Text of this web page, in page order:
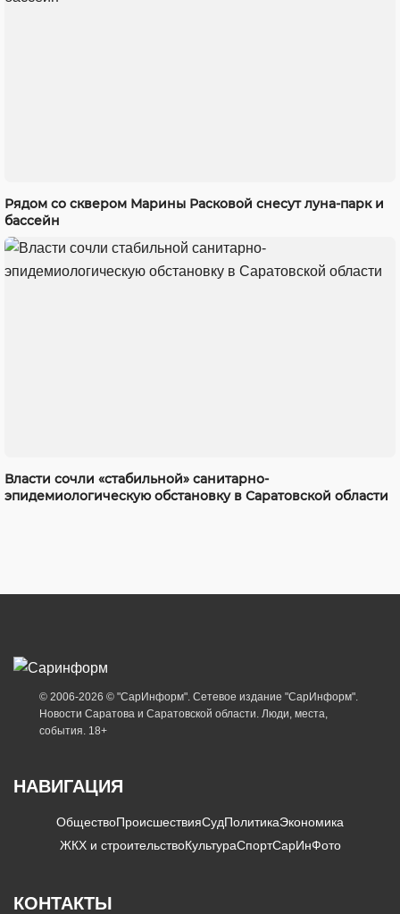
Рядом со сквером Марины Расковой снесут луна-парк и
бассейн
Власти сочли «стабильной» санитарно-
эпидемиологическую обстановку в Саратовской области
© 2006-2026 © "СарИнформ". Сетевое издание "СарИнформ".
Новости Саратова и Саратовской области. Люди, места,
события. 18+
НАВИГАЦИЯ
ОбществоПроисшествияСудПолитикаЭкономика
ЖКХ и строительствоКультураСпортСарИнФото
КОНТАКТЫ